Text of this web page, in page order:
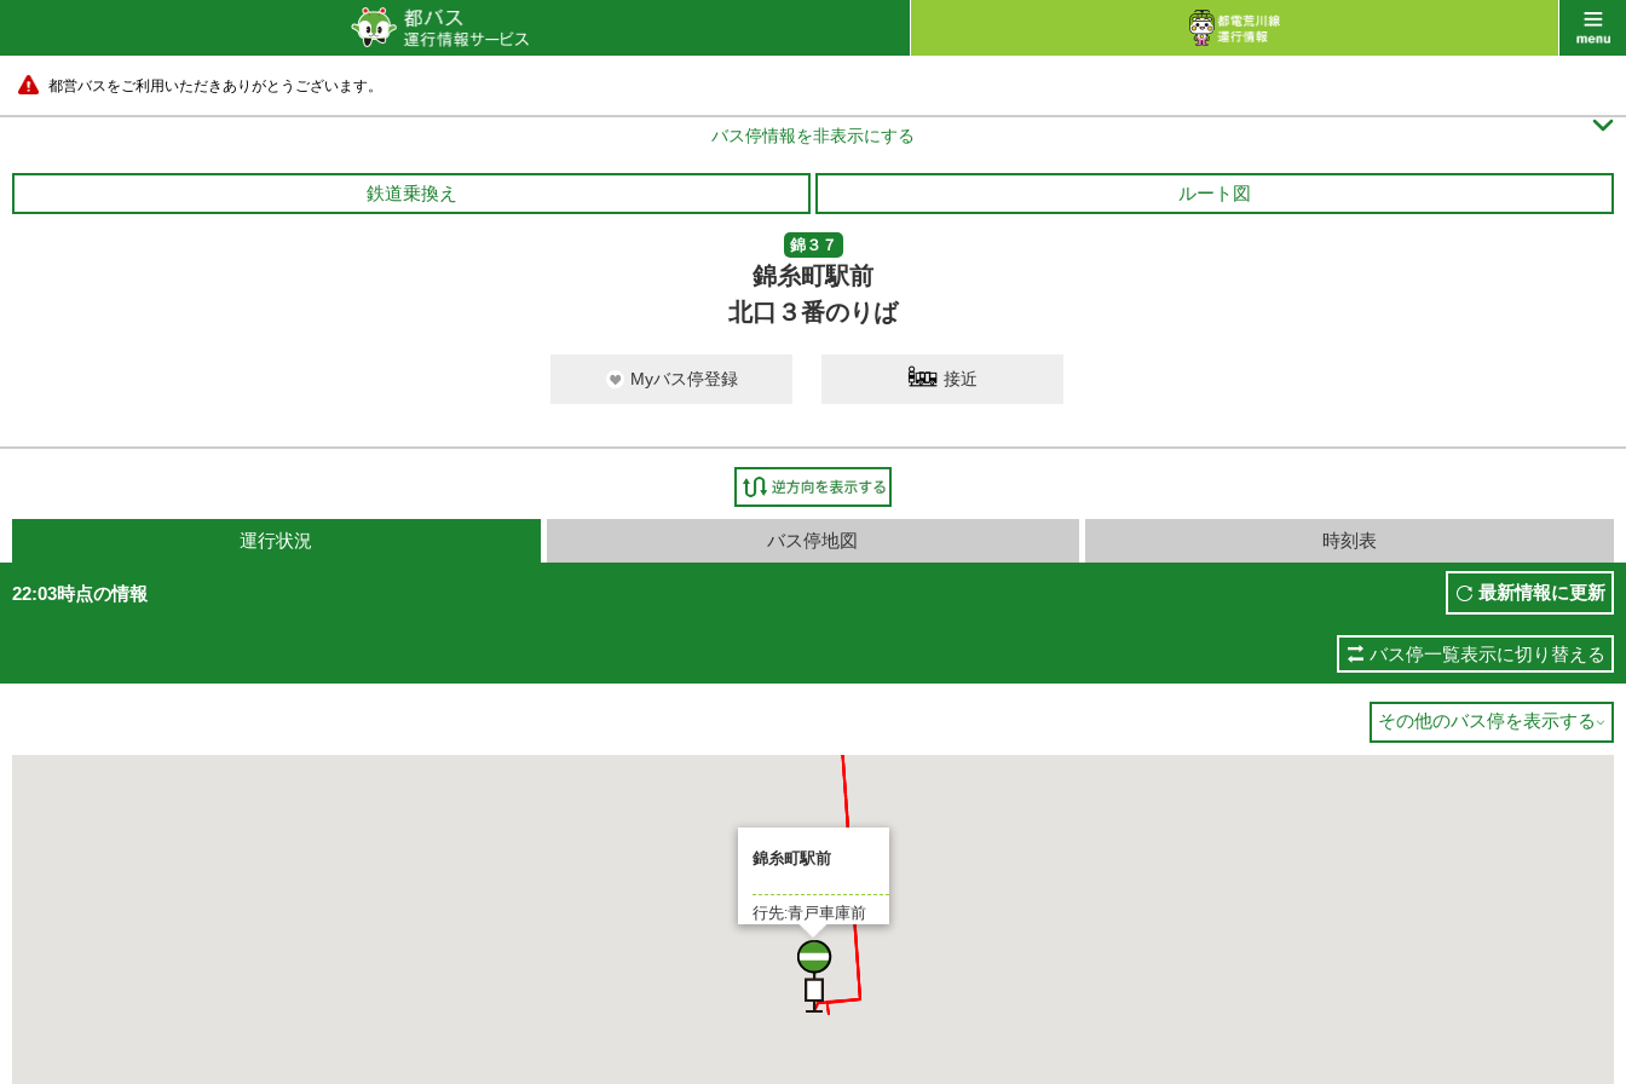
都営バスをご利用いただきありがとうございます。
バス停情報を非表示にする 
鉄道乗換え ルート図
錦３７
錦糸町駅前
北口３番のりば
Myバス停登録 接近
運行状況 バス停地図 時刻表
22:03時点の情報 最新情報に更新
バス停一覧表示に切り替える
その他のバス停を表示する 
錦糸町駅前
行先:青戸車庫前
8 分待ち